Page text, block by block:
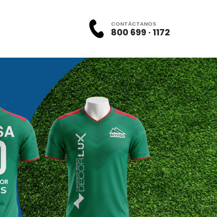
CONTÁCTANOS
800 699 · 1172